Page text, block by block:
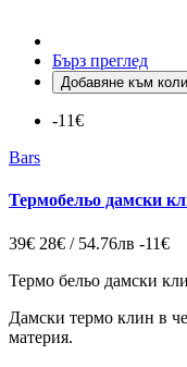
Бърз преглед
Добавяне към
-11€
Bars
Термобельо дамски
39€ 28€ / 54.76лв -11€
Термо бельо дамски
Дамски термо клин в
материя.